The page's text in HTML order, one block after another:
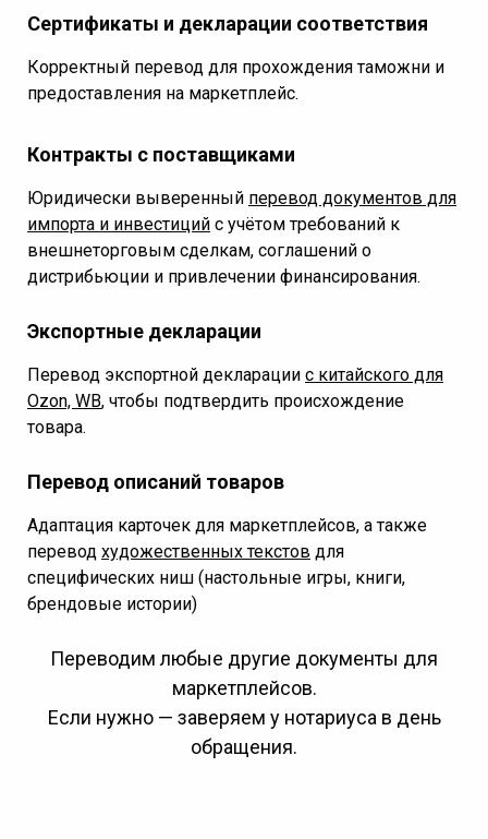
Сертификаты и декларации соответствия
Корректный перевод для прохождения таможни и
предоставления на маркетплейс.
Контракты с поставщиками
Юридически выверенный перевод документов для
импорта и инвестиций с учётом требований к
внешнеторговым сделкам, соглашений о
дистрибьюции и привлечении финансирования.
Экспортные декларации
Перевод экспортной декларации с китайского для
Ozon, WB, чтобы подтвердить происхождение
товара.
Перевод описаний товаров
Адаптация карточек для маркетплейсов, а также
перевод художественных текстов для
специфических ниш (настольные игры, книги,
брендовые истории)
Переводим любые другие документы для
маркетплейсов.
Если нужно — заверяем у нотариуса в день
обращения.